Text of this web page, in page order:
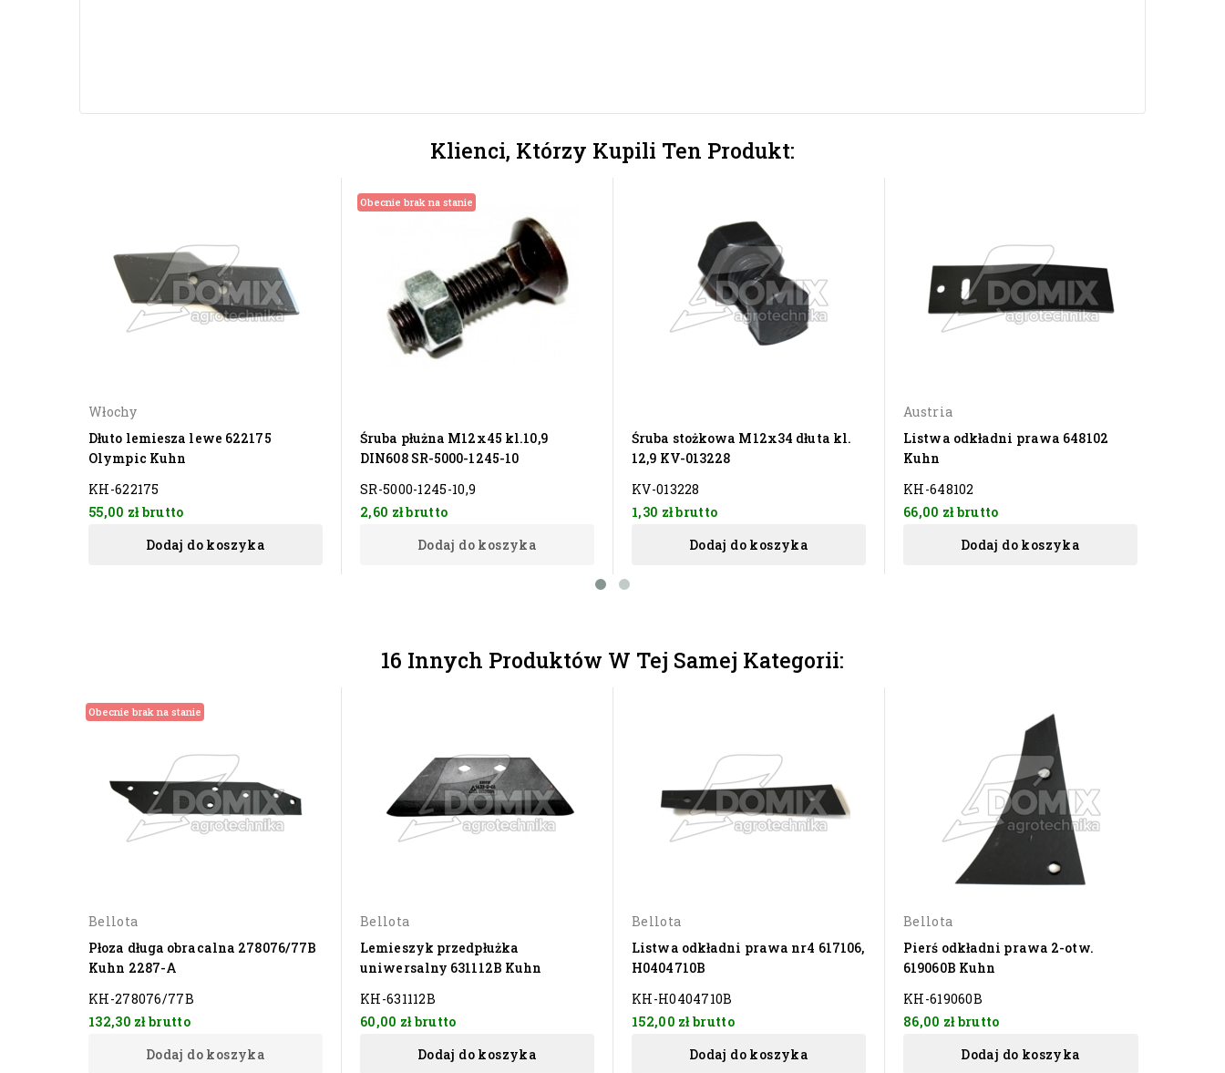
Klienci, Którzy Kupili Ten Produkt:
Włochy
Dłuto lemiesza lewe 622175
Olympic Kuhn
KH-622175
55,00 złbrutto
Dodaj do koszyka
Obecnie brak na stanie
Śruba płużna M12x45 kl.10,9
DIN608 SR-5000-1245-10
SR-5000-1245-10,9
2,60 złbrutto
Dodaj do koszyka
Śruba stożkowa M12x34 dłuta kl.
12,9 KV-013228
KV-013228
1,30 złbrutto
Dodaj do koszyka
Austria
Listwa odkładni prawa 648102
Kuhn
KH-648102
66,00 złbrutto
Dodaj do koszyka
16 Innych Produktów W Tej Samej Kategorii:
Obecnie brak na stanie
Bellota
Płoza długa obracalna 278076/77B
Kuhn 2287-A
KH-278076/77B
132,30 złbrutto
Dodaj do koszyka
Bellota
Lemieszyk przedpłużka
uniwersalny 631112B Kuhn
KH-631112B
60,00 złbrutto
Dodaj do koszyka
Bellota
Listwa odkładni prawa nr4 617106,
H0404710B
KH-H0404710B
152,00 złbrutto
Dodaj do koszyka
Bellota
Pierś odkładni prawa 2-otw.
619060B Kuhn
KH-619060B
86,00 złbrutto
Dodaj do koszyka